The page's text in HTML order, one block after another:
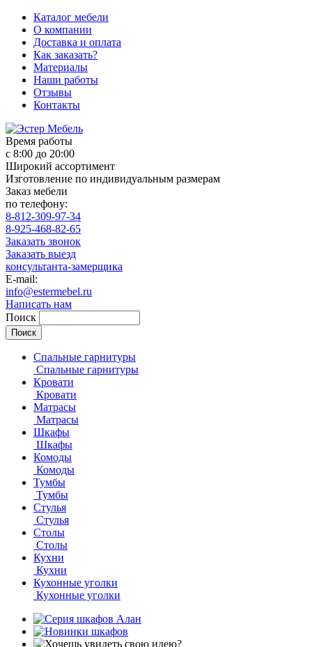
Каталог мебели
О компании
Доставка и оплата
Как заказать?
Материалы
Наши работы
Отзывы
Контакты
Время работы
с 8:00 до 20:00
Широкий ассортимент
Изготовление по индивидуальным размерам
Заказ мебели
по телефону:
8-812-309-97-34
8-925-468-82-65
Заказать звонок
Заказать выезд
консультанта-замерщика
E-mail:
info@estermebel.ru
Написать нам
Поиск
Спальные гарнитуры
Спальные гарнитуры
Кровати
Кровати
Матрасы
Матрасы
Шкафы
Шкафы
Комоды
Комоды
Тумбы
Тумбы
Стулья
Стулья
Столы
Столы
Кухни
Кухни
Кухонные уголки
Кухонные уголки